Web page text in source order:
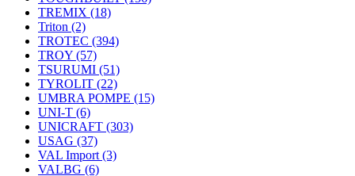
TREMIX (18)
Triton (2)
TROTEC (394)
TROY (57)
TSURUMI (51)
TYROLIT (22)
UMBRA POMPE (15)
UNI-T (6)
UNICRAFT (303)
USAG (37)
VAL Import (3)
VALBG (6)